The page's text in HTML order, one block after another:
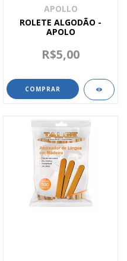
APOLLO
ROLETE ALGODÃO -
APOLO
R$5,00